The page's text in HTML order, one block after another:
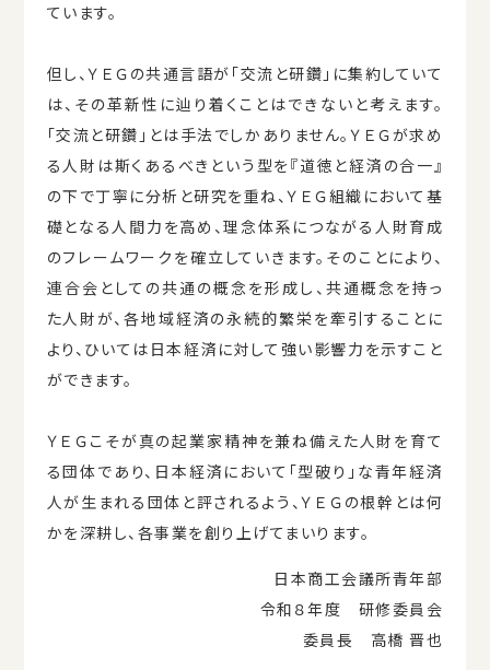
ています。
但し、ＹＥＧの共通⾔語が「交流と研鑽」に集約していて
は、その⾰新性に辿り着くことはできないと考えます。
「交流と研鑽」とは⼿法でしかありません。ＹＥＧが求め
る⼈財は斯くあるべきという型を『道徳と経済の合⼀』
の下で丁寧に分析と研究を重ね、ＹＥＧ組織において基
礎となる⼈間⼒を⾼め、理念体系につながる⼈財育成
のフレームワークを確⽴していきます。そのことにより、
連合会としての共通の概念を形成し、共通概念を持っ
た⼈財が、各地域経済の永続的繁栄を牽引することに
より、ひいては⽇本経済に対して強い影響⼒を⽰すこと
ができます。
ＹＥＧこそが真の起業家精神を兼ね備えた⼈財を育て
る団体であり、⽇本経済において「型破り」な⻘年経済
⼈が⽣まれる団体と評されるよう、ＹＥＧの根幹とは何
かを深耕し、各事業を創り上げてまいります。
日本商工会議所青年部
令和８年度 研修委員会
委員長 高橋 晋也